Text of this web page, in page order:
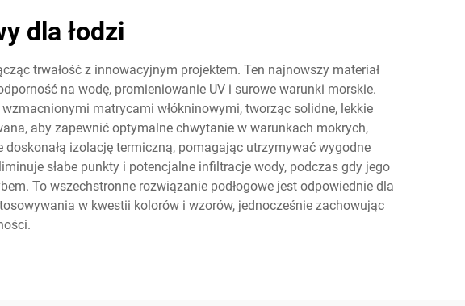
dla łodzi
trwałość z innowacyjnym projektem. Ten najnowszy materiał
na wodę, promieniowanie UV i surowe warunki morskie.
matrycami włókninowymi, tworząc solidne, lekkie
aby zapewnić optymalne chwytanie w warunkach mokrych,
izolację termiczną, pomagając utrzymywać wygodne
słabe punkty i potencjalne infiltracje wody, podczas gdy jego
To wszechstronne rozwiązanie podłogowe jest odpowiednie dla
w kwestii kolorów i wzorów, jednocześnie zachowując